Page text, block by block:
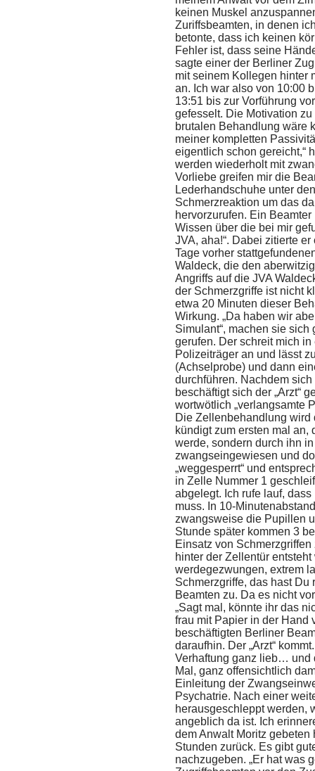
keinen Muskel
Zuriffsbeamten, in denen
betonte, dass ich keinen
Fehler ist, dass seine
sagte einer der Berliner
mit seinem Kollegen hinter
an. Ich war also von 10:00
13:51 bis zur Vorführung
gefesselt. Die Motivation
brutalen Behandlung wäre
meiner kompletten
eigentlich schon gereicht,“
werden wiederholt mit
Vorliebe greifen mir die
Lederhandschuhe unter
Schmerzreaktion um das
hervorzurufen. Ein
Wissen über die bei mir
JVA, aha!“. Dabei zitierte
Tage vorher
Waldeck, die den
Angriffs auf die JVA
der Schmerzgriffe ist nicht
etwa 20 Minuten dieser
Wirkung. „Da haben wir
Simulant“, machen sie sich
gerufen. Der schreit mich
Polizeiträger an und lässt
(Achselprobe) und dann
durchführen. Nachdem
beschäftigt sich der „Arzt“
wortwötlich „verlangsamte
Die Zellenbehandlung wird
kündigt zum ersten mal
werde, sondern durch ihn
zwangseingewiesen und
„weggesperrt“ und
in Zelle Nummer 1
abgelegt. Ich rufe lauf,
muss. In 10-
zwangsweise die Pupillen
Stunde später kommen 3
Einsatz von
hinter der Zellentür
werdegezwungen, extrem
Schmerzgriffe, das hast Du
Beamten zu. Da es nicht
„Sagt mal, könnte ihr das
frau mit Papier in der Hand
beschäftigten Berliner
daraufhin. Der „Arzt“
Verhaftung ganz lieb… und
Mal, ganz offensichtlich
Einleitung der
Psychatrie. Nach einer
herausgeschleppt werden,
angeblich da ist. Ich
dem Anwalt Moritz
Stunden zurück. Es gibt
nachzugeben. „Er hat was